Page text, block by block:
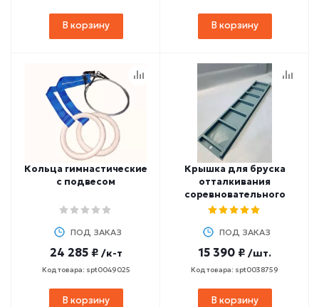
В корзину В корзину
Кольца гимнастические
с подвесом
ПОД ЗАКАЗ
24 285 ₽ /к-т
Код товара: spt0049025
В корзину
Крышка для бруска
отталкивания
соревновательного
ПОД ЗАКАЗ
15 390 ₽ /шт.
Код товара: spt0038759
В корзину